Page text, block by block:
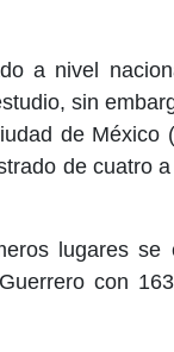
a nivel
sin
de
de cuatro
lugares se
con